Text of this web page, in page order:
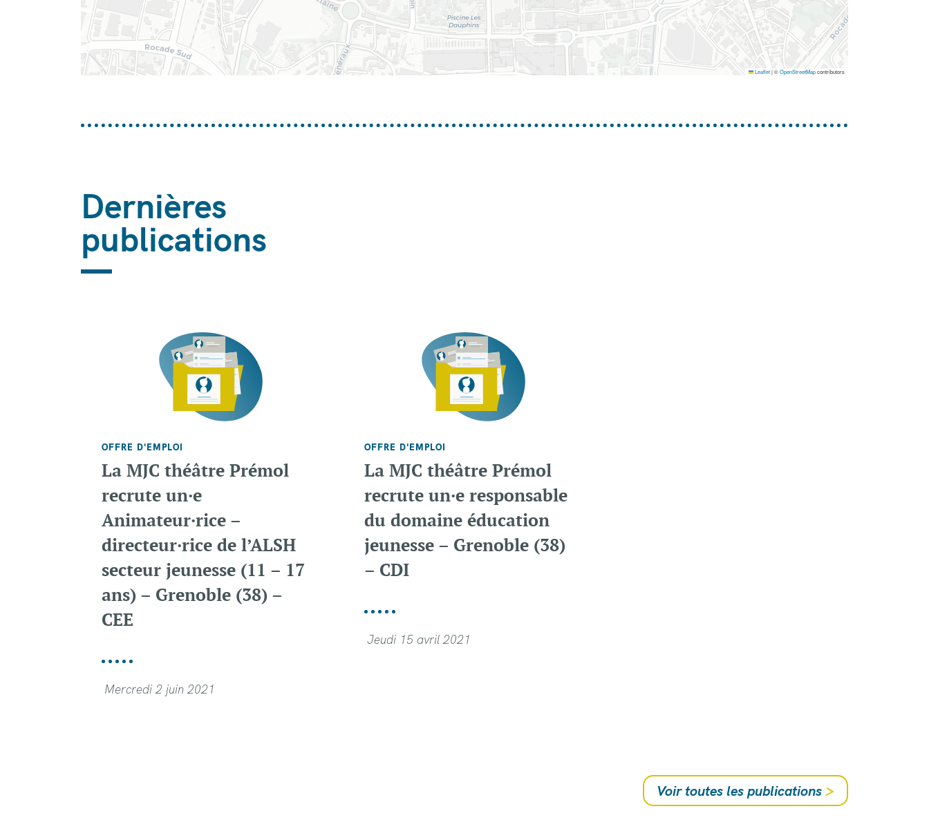
Leaflet|©OpenStreetMapcontributors
Dernières
publications
OFFRE D'EMPLOI
La MJC théâtre Prémol
recrute un·e
Animateur·rice –
directeur·rice de l’ALSH
secteur jeunesse (11 – 17
ans) – Grenoble (38) –
CEE
Mercredi 2 juin 2021
OFFRE D'EMPLOI
La MJC théâtre Prémol
recrute un·e responsable
du domaine éducation
jeunesse – Grenoble (38)
– CDI
Jeudi 15 avril 2021
Voir toutes les publications >